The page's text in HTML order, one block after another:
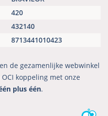
420
432140
8713441010423
de gezamenlijke webwinkel
koppeling met onze
plus één.